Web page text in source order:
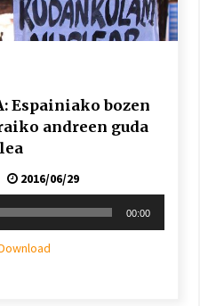
irratia, podcastak
zer?
Espainiako bozen
andreen guda
2016/06/29
00:00